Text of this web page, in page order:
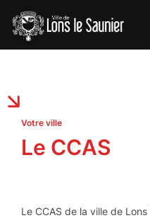
Votre ville
Le CCAS
Le CCAS de la ville de